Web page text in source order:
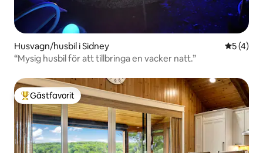
Husvagn/husbil i Sidney 5 av 5 i
5 (4)
“Mysig husbil för att tillbringa en vacker natt.”
Populär gästfavorit
Gästfavorit